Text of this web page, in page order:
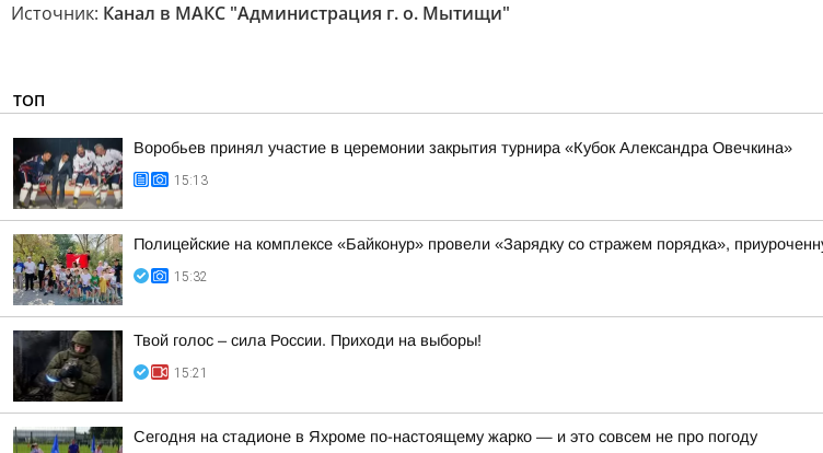
Источник: Канал в МАКС "Администрация г. о. Мытищи"
ТОП
Воробьев принял участие в церемонии закрытия турнира «Кубок Александра Овечкина»
15:13
Полицейские на комплексе «Байконур» провели «Зарядку со стражем порядка»,
15:32
Твой голос – сила России. Приходи на выборы!
15:21
Сегодня на стадионе в Яхроме по-настоящему жарко — и это совсем не про погоду